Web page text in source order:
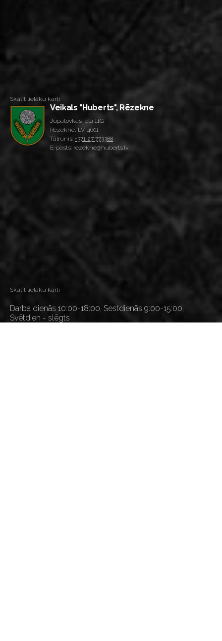
Skatīt lielāku karti
Veikals "Huberts", Rēzekne
Jupatovkas iela 11G
Rēzekne, LV-4601
Tālrunis: +371 27 773388
E-pasts: rezekne@huberts.lv
Skatīt lielāku karti
Darba dienās 10:00-18:00, Sestdienās 9:00-15:00,
Svētdien - slēgts